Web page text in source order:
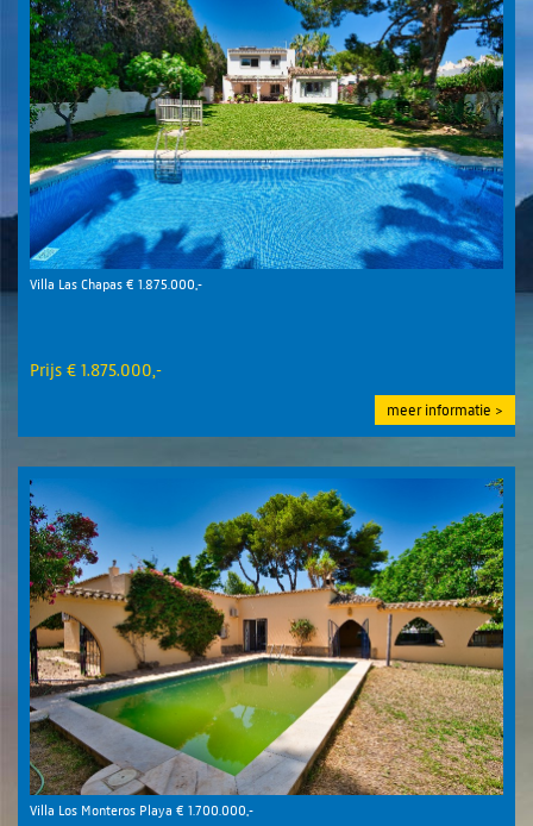
Villa Las Chapas € 1.875.000,-
Prijs € 1.875.000,-
meer informatie
Villa Los Monteros Playa € 1.700.000,-